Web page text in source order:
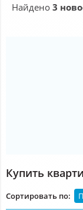
Найдено 3
Купить
Сортировать по: